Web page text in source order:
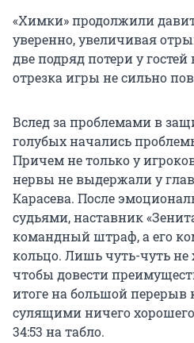
«Химки» продолжили
уверенно, увеличивая
две подряд потери у гостей
отрезка игры не сильно
Вслед за проблемами в
голубых начались
Причем не только у
нервы не выдержали у
Карасева. После
судьями, наставник
командный штраф, а его
кольцо. Лишь чуть-чуть не
чтобы довести
итоге на большой
сулящими ничего
34:53 на табло.